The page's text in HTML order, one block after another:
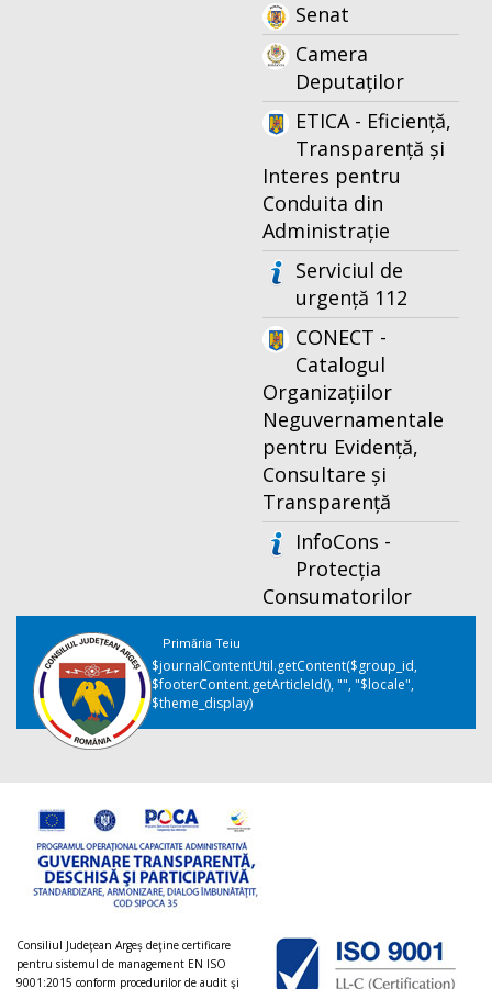
Senat
Camera
Deputaților
ETICA - Eficiență,
Transparență și
Interes pentru
Conduita din
Administrație
Serviciul de
urgență 112
CONECT -
Catalogul
Organizațiilor
Neguvernamentale
pentru Evidență,
Consultare și
Transparență
InfoCons -
Protecția
Consumatorilor
Primăria Teiu
$journalContentUtil.getContent($group_id,
$footerContent.getArticleId(), "", "$locale",
$theme_display)
Consiliul Judeţean Argeș deţine certificare
pentru sistemul de management EN ISO
9001:2015 conform procedurilor de audit şi